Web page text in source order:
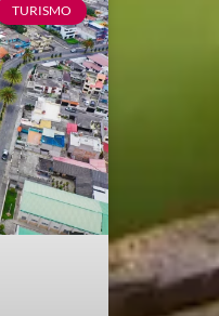
TURISMO